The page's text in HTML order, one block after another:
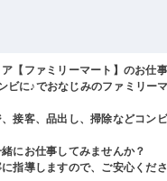
【ファミリーマート】のお仕事
ビに♪でおなじみのファミリー
接客、品出し、掃除などコンビ
にお仕事してみませんか？
指導しますので、ご安心くださ